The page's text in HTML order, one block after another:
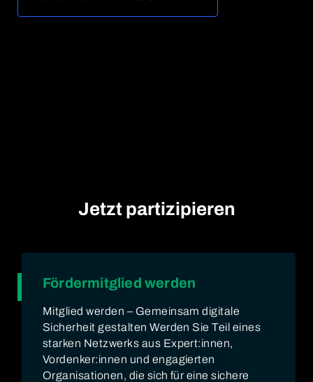
Jetzt partizipieren
Fördermitglied werden
Mitglied werden – Gemeinsam digitale
Sicherheit gestalten Werden Sie Teil eines
starken Netzwerks aus Expert:innen,
Vordenker:innen und engagierten
Organisationen, die sich für eine sichere